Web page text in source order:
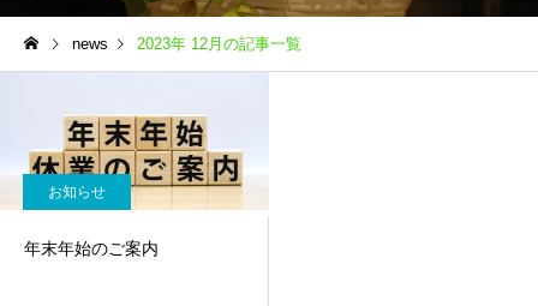
小児矯正
news 2023年 12月の記事一覧
お知らせ
年末年始のご案内